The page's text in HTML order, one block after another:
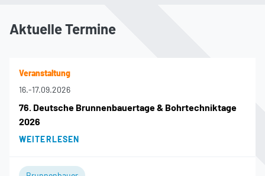
Aktuelle Termine
Veranstaltung
16.-17.09.2026
76. Deutsche Brunnenbauertage & Bohrtechniktage
2026
WEITERLESEN